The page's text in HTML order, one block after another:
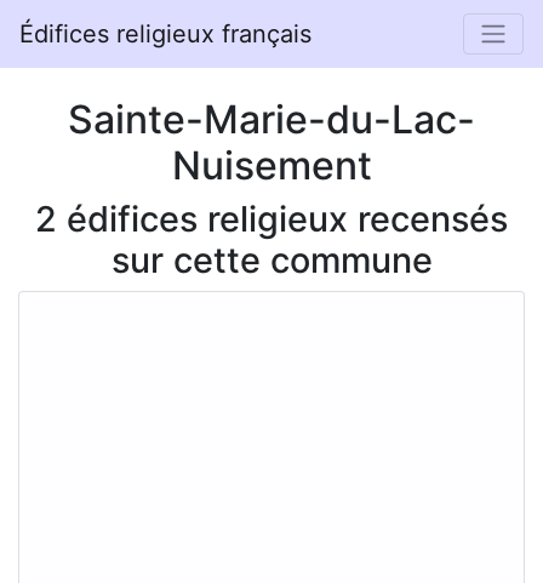
Édifices religieux français
Sainte-Marie-du-Lac-
Nuisement
2 édifices religieux recensés
sur cette commune